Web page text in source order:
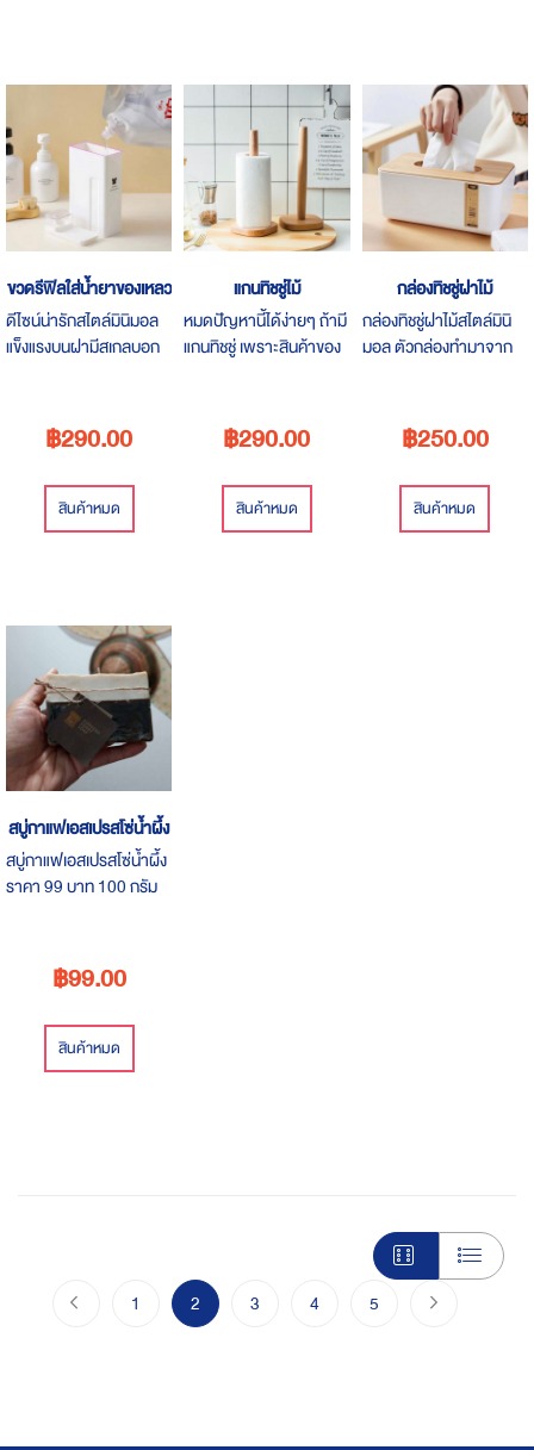
ขวดรีฟิลใส่น้ำยาของเหลว
ดีไซน์น่ารักสไตล์มินิมอล
แข็งแรงบนฝามีสเกลบอก
฿290.00
สินค้าหมด
แกนทิชชู่ไม้
หมดปัญหานี้ได้ง่ายๆ ถ้ามี
แกนทิชชู่ เพราะสินค้าของ
฿290.00
สินค้าหมด
กล่องทิชชู่ฝาไม้
กล่องทิชชู่ฝาไม้สไตล์มินิ
มอล ตัวกล่องทำมาจาก
หนักเบา฿250.00
สินค้าหมด
สบู่กาแฟเอสเปรสโซ่น้ำผึ้ง
สบู่กาแฟเอสเปรสโซ่น้ำผึ้ง
ราคา 99 บาท 100 กรัม
฿99.00
สินค้าหมด
Page ก่อนหน้าPage
1 You're currently reading page
2 Page
3 Page
4 Page
5